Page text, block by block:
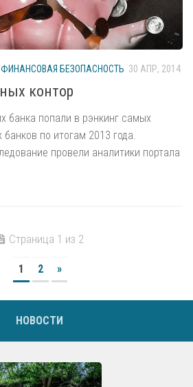
ФИНАНСОВАЯ БЕЗОПАСНОСТЬ 30 АПР, 2014
контор
банка попали в рэнкинг самых
по итогам 2013 года.
провели аналитики портала
Страница 1 из 2
1 2 »
НОВОСТИ